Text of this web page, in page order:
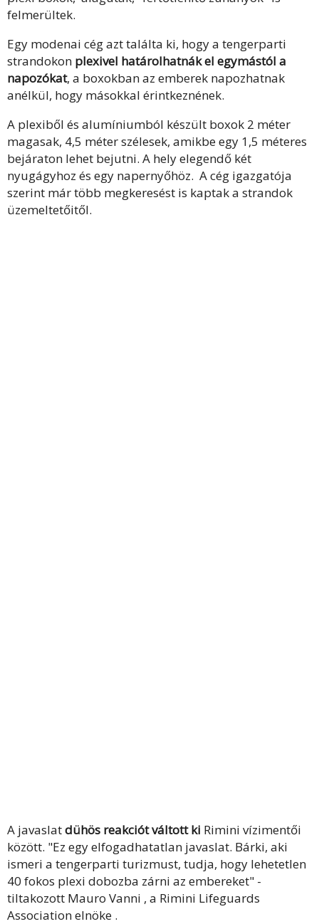
felmerültek.
Egy modenai cég azt találta ki, hogy a tengerparti
strandokon plexivel határolhatnák el egymástól a
napozókat, a boxokban az emberek napozhatnak
anélkül, hogy másokkal érintkeznének.
A plexiből és alumíniumból készült boxok 2 méter
magasak, 4,5 méter szélesek, amikbe egy 1,5 méteres
bejáraton lehet bejutni. A hely elegendő két
nyugágyhoz és egy napernyőhöz. A cég igazgatója
szerint már több megkeresést is kaptak a strandok
üzemeltetőitől.
A javaslatdühös reakciót váltott ki Rimini vízimentői
között. "Ez egy elfogadhatatlan javaslat. Bárki, aki
ismeri a tengerparti turizmust, tudja, hogy lehetetlen
40 fokos plexi dobozba zárni az embereket" -
tiltakozott Mauro Vanni , a Rimini Lifeguards
Association elnöke .